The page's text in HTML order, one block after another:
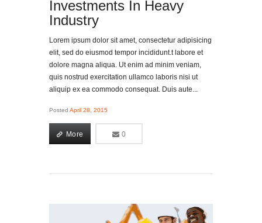
Investments In Heavy
Industry
Lorem ipsum dolor sit amet, consectetur adipisicing
elit, sed do eiusmod tempor incididunt.t labore et
dolore magna aliqua. Ut enim ad minim veniam,
quis nostrud exercitation ullamco laboris nisi ut
aliquip ex ea commodo consequat. Duis aute...
Posted April 28, 2015
More
More 0